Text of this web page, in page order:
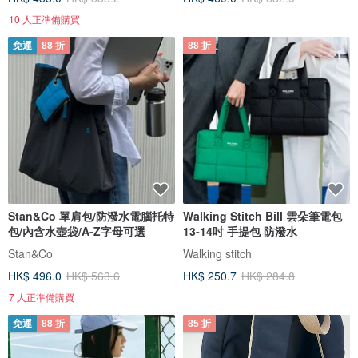
10 人正準備購買
免運 88 折
Stan&Co 單肩包/防潑水電腦托特
包/內含水壺袋/A-Z字母可選
Stan&Co
HK$ 496.0 HK$ 563.6
7 人正準備購買
88 折
Walking Stitch Bill 雲朵筆電包
13-14吋 手提包 防潑水
Walking stitch
HK$ 250.7 HK$ 284.8
免運 88 折 85 折